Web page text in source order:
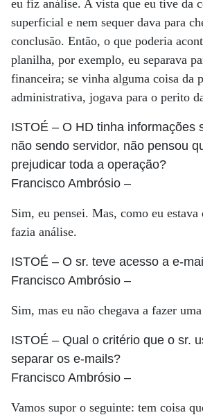
eu fiz análise. A vista que eu tive da
superficial e nem sequer dava para
conclusão. Então, o que poderia
planilha, por exemplo, eu separava
financeira; se vinha alguma coisa da
administrativa, jogava para o perito
ISTOÉ – O HD tinha informações
não sendo servidor, não pensou
prejudicar toda a operação?
Francisco Ambrósio –
Sim, eu pensei. Mas, como eu estava
fazia análise.
ISTOÉ – O sr. teve acesso a e-
Francisco Ambrósio –
Sim, mas eu não chegava a fazer
ISTOÉ – Qual o critério que o sr.
separar os e-mails?
Francisco Ambrósio –
Vamos supor o seguinte: tem coisa